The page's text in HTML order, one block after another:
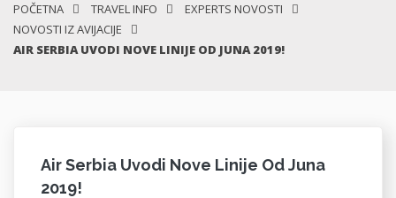
POČETNA TRAVEL INFO
EXPERTS NOVOSTI
NOVOSTI IZ AVIJACIJE
AIR SERBIA UVODI NOVE LINIJE OD JUNA 2019!
Air Serbia Uvodi Nove Linije Od Juna
2019!